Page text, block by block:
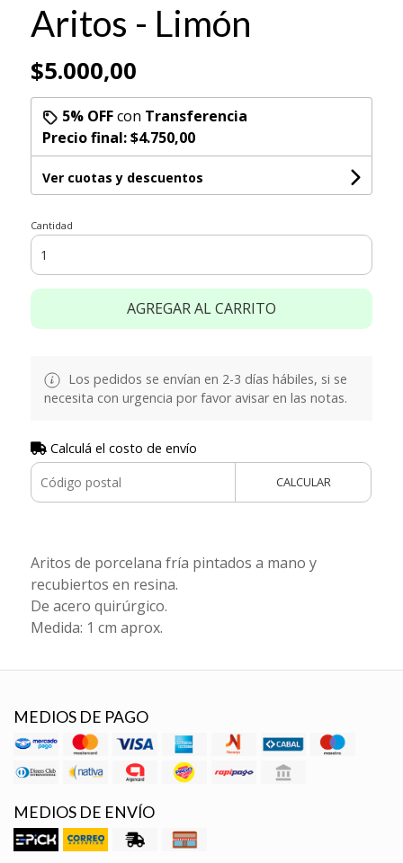
Aritos - Limón
$5.000,00
5% OFFcon Transferencia
Precio final:$4.750,00
Ver cuotas y descuentos
Cantidad
AGREGAR AL CARRITO
Los pedidos se envían en 2-3 días hábiles, si se
necesita con urgencia por favor avisar en las notas.
Calculá el costo de envío
CALCULAR
Aritos de porcelana fría pintados a mano y
recubiertos en resina.
De acero quirúrgico.
Medida: 1 cm aprox.
MEDIOS DE PAGO
MEDIOS DE ENVÍO